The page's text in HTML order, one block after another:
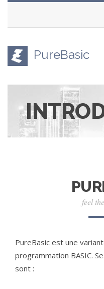
PureBasic
feel
PureBasic est une
programmation BASIC.
sont :